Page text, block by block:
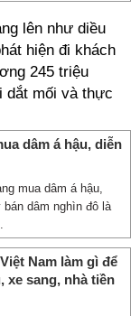
lên như diều
hiện đi khách
245 triệu
dắt mối và thực
dâm á hậu, diễn
mua dâm á hậu,
dâm nghìn đô là
Nam làm gì để
xe sang, nhà tiền